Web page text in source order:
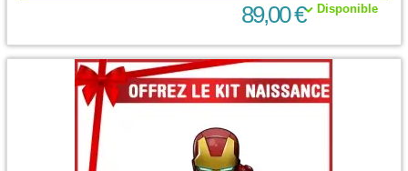
Disponible
89,00 €